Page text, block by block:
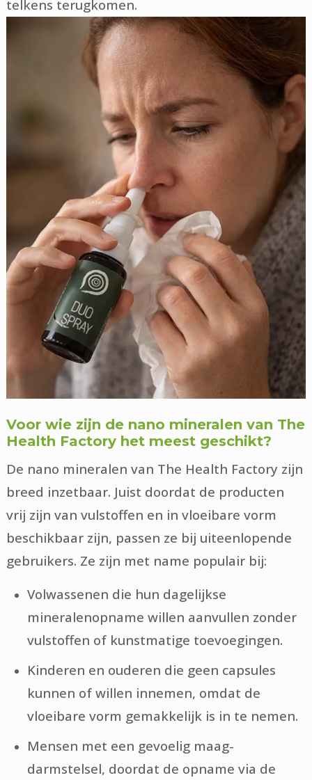
telkens terugkomen.
Voor wie zijn de nano mineralen van The
Health Factory het meest geschikt?
De nano mineralen van The Health Factory zijn
breed inzetbaar. Juist doordat de producten
vrij zijn van vulstoffen en in vloeibare vorm
beschikbaar zijn, passen ze bij uiteenlopende
gebruikers. Ze zijn met name populair bij:
Volwassenen die hun dagelijkse
mineralenopname willen aanvullen zonder
vulstoffen of kunstmatige toevoegingen.
Kinderen en ouderen die geen capsules
kunnen of willen innemen, omdat de
vloeibare vorm gemakkelijk is in te nemen.
Mensen met een gevoelig maag-
darmstelsel, doordat de opname via de